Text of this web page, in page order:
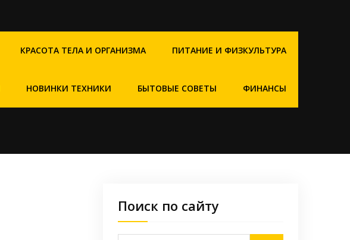
КРАСОТА ТЕЛА И ОРГАНИЗМА ПИТАНИЕ И ФИЗКУЛЬТУРА
НОВИНКИ ТЕХНИКИ БЫТОВЫЕ СОВЕТЫ ФИНАНСЫ
Поиск по сайту